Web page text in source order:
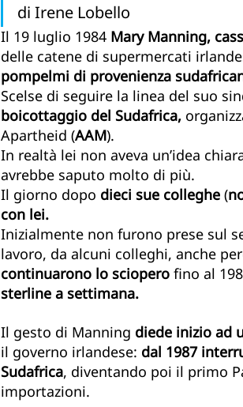
di Irene Lobello
Il 19 luglio 1984 Mary Manning,
delle catene di supermercati
pompelmi di provenienza
Scelse di seguire la linea del suo
boicottaggio del Sudafrica,
Apartheid (AAM).
In realtà lei non aveva un’idea
avrebbe saputo molto di più.
Il giorno dopo dieci sue colleghe (
con lei.
Inizialmente non furono prese sul
lavoro, da alcuni colleghi, anche
continuarono lo sciopero fino al
sterline a settimana.
Il gesto di Manning diede inizio ad
il governo irlandese: dal 1987
Sudafrica, diventando poi il primo
importazioni.